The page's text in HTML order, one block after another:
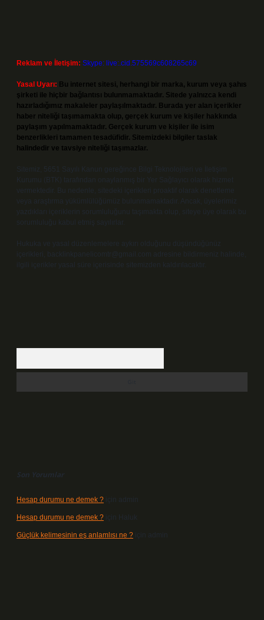
Reklam ve İletişim: Skype: live:.cid.575569c608265c69
Yasal Uyarı: Bu internet sitesi, herhangi bir marka, kurum veya şahıs
şirketi ile hiçbir bağlantısı bulunmamaktadır. Sitede yalnızca kendi
hazırladığımız makaleler paylaşılmaktadır. Burada yer alan içerikler
haber niteliği taşımamakta olup, gerçek kurum ve kişiler hakkında
paylaşım yapılmamaktadır. Gerçek kurum ve kişiler ile isim
benzerlikleri tamamen tesadüfidir. Sitemizdeki bilgiler taslak
halindedir ve tavsiye niteliği taşımazlar.
Sitemiz, 5651 Sayılı Kanun gereğince Bilgi Teknolojileri ve İletişim
Kurumu (BTK) tarafından onaylanmış bir Yer Sağlayıcı olarak hizmet
vermektedir. Bu nedenle, sitedeki içerikleri proaktif olarak denetleme
veya araştırma yükümlülüğümüz bulunmamaktadır. Ancak, üyelerimiz
yazdıkları içeriklerin sorumluluğunu taşımakta olup, siteye üye olarak bu
sorumluluğu kabul etmiş sayılırlar.
Hukuka ve yasal düzenlemelere aykırı olduğunu düşündüğünüz
içerikleri,
backlinkpanelicomtr@gmail.com adresine bildirmeniz halinde,
ilgili içerikler yasal süre içerisinde sitemizden kaldırılacaktır.
Son Yorumlar
Hesap durumu ne demek ? için admin
Hesap durumu ne demek ? için Haluk
Güçlük kelimesinin eş anlamlısı ne ? için admin